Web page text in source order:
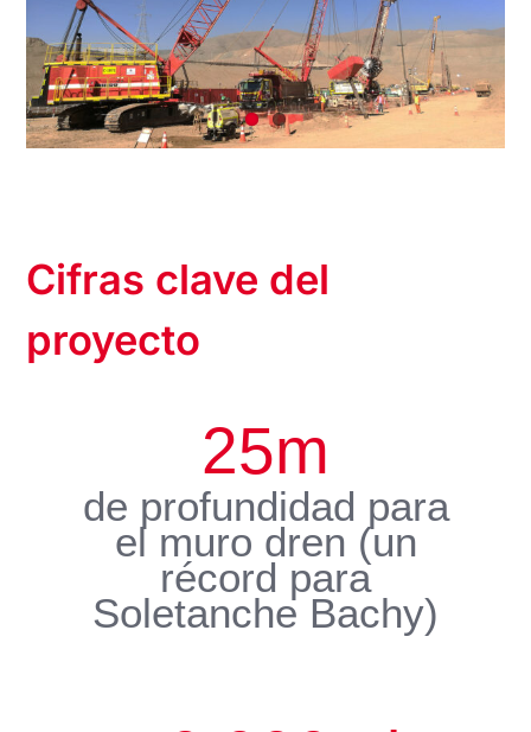
Cifras clave del
proyecto
25m
de profundidad para
el muro dren (un
récord para
Soletanche Bachy)